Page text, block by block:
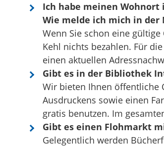
Ich habe meinen Wohnort
Wie melde ich mich in der
Wenn Sie schon eine gültige
Kehl nichts bezahlen. Für
einen aktuellen
Gibt es in der Bibliothek
Wir bieten Ihnen öffentliche
Ausdruckens sowie einen
gratis benutzen. Im
Gibt es einen Flohmarkt
Gelegentlich werden